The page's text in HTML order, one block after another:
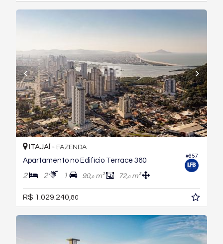
#657
ITAJAÍ - FAZENDA
Apartamento no Edifício Terrace 360
2 2 1 90,0m² 72,0m²
R$ 1.029.240, 80